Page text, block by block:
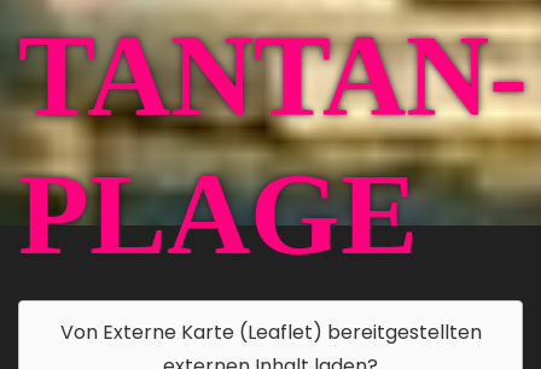
TANTAN-
PLAGE
Von Externe Karte (Leaflet) bereitgestellten